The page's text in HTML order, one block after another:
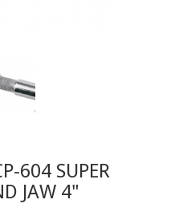
604 SUPER
JAW 4"